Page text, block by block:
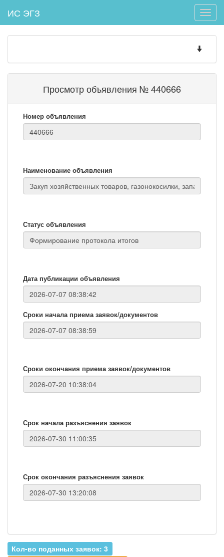
Toggle
ИС ЭГЗ
Toggle
Просмотр объявления № 440666
Номер объявления
Наименование объявления
Статус объявления
Дата публикации объявления
Сроки начала приема заявок/документов
Сроки окончания приема заявок/документов
Срок начала разъяснения заявок
Срок окончания разъяснения заявок
Кол-во поданных заявок: 3